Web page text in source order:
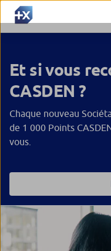
Et si vous
CASDEN ?
Chaque nouveau
de 1 000 Points
vous.